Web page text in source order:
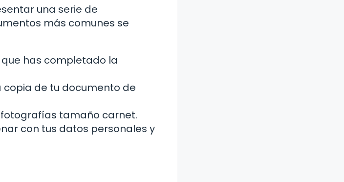
una serie de
más comunes se
has completado la
copia de tu documento de
tamaño carnet.
con tus datos personales y